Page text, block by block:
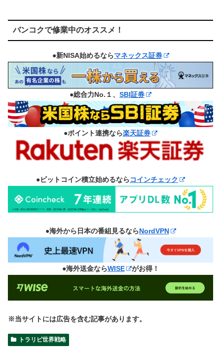
バンコクで修業中のオススメ！
●新NISA始めるならマネックス証券
●総合力No.１、 SBI証券
●ポイント連携なら楽天証券
●ビットコイン積立始めるならコインチェック
●海外から日本の番組見るならNordVPN
●海外送金ならWISE がお得！
※当サイトには広告を含む記事があります。
トラリピ世界戦略